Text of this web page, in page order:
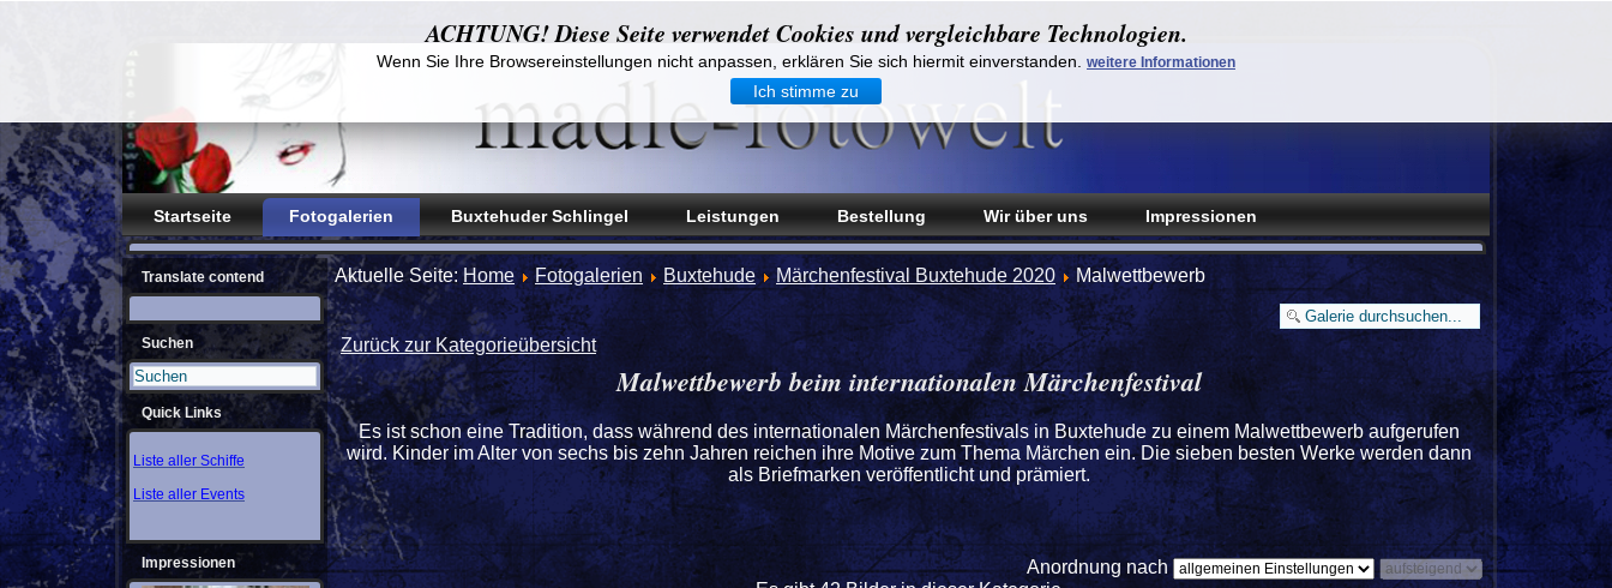
Startseite Fotogalerien Buxtehuder Schlingel Leistungen Bestellung Wir über uns Impressionen
ACHTUNG! Diese Seite verwendet Cookies und vergleichbare Technologien.
Wenn Sie Ihre Browsereinstellungen nicht anpassen, erklären Sie sich hiermit einverstanden. weitere Informationen
Ich stimme zu
Translate contend
Suchen
Quick Links
Liste aller Schiffe
Liste aller Events
Impressionen
Aktuelle Seite: Home Fotogalerien Buxtehude Märchenfestival Buxtehude 2020 Malwettbewerb
Zurück zur Kategorieübersicht
Malwettbewerb beim internationalen Märchenfestival
Es ist schon eine Tradition, dass während des internationalen Märchenfestivals in Buxtehude zu einem Malwettbewerb aufgerufen
wird. Kinder im Alter von sechs bis zehn Jahren reichen ihre Motive zum Thema Märchen ein. Die sieben besten Werke werden dann
als Briefmarken veröffentlicht und prämiert.
Anordnung nach